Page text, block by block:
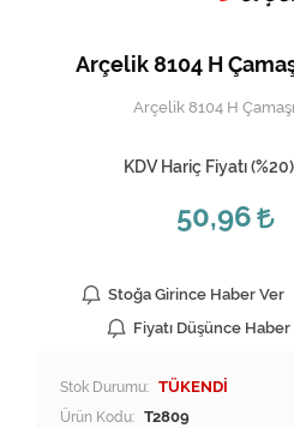
Arçelik 8104 H
Arçelik 8104 H
KDV Hariç Fiyatı (%20
50,96
Stoğa Girince Haber Ver
Fiyatı Düşünce Haber
Stok Durumu: TÜKENDİ
Ürün Kodu: T2809